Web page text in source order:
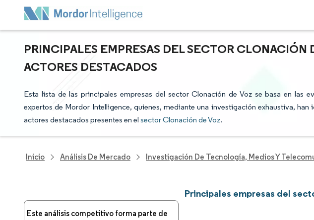
PRINCIPALES EMPRESAS DEL SECTOR CLONACIÓN
ACTORES DESTACADOS
Esta lista de las principales empresas del sector Clonación de Voz se basa en las
expertos de Mordor Intelligence, quienes, mediante una investigación exhaustiva,
actores destacados presentes en el sector Clonación de Voz.
Inicio Análisis De Mercado Investigación De Tecnología, Medios Y
Este análisis competitivo forma parte de
Principales empresas del